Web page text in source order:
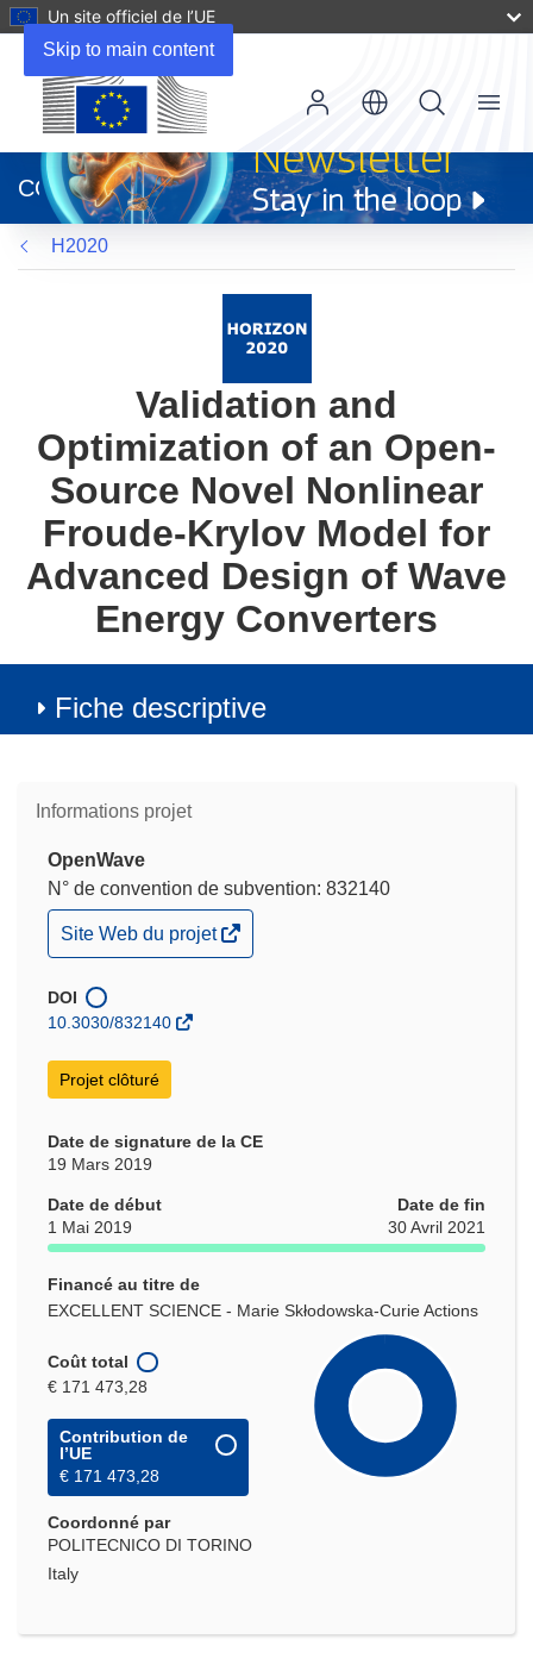
Skip to main content
Un site officiel de l’UE
dans
une
nouvelle
fenêtre)
CORDIS
Menu
H2020
Validation and
Optimization of an Open-
Source Novel Nonlinear
Froude-Krylov Model for
Advanced Design of Wave
Energy Converters
Fiche descriptive
Informations projet
OpenWave
N° de convention de subvention: 832140
(s’ouvre
dans
nouvelle
fenêtre)
Site Web du projet
DOI
10.3030/832140
Projet clôturé
Date de signature de la CE
19 Mars 2019
Date de début
1 Mai 2019
Date de fin
30 Avril 2021
Financé au titre de
EXCELLENT SCIENCE - Marie Skłodowska-Curie Actions
Coût total
€ 171 473,28
Contribution de
l’UE
€ 171 473,28
Coordonné par
POLITECNICO DI TORINO
Italy